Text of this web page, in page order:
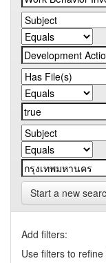
Start a new
Add filters:
Use filters to